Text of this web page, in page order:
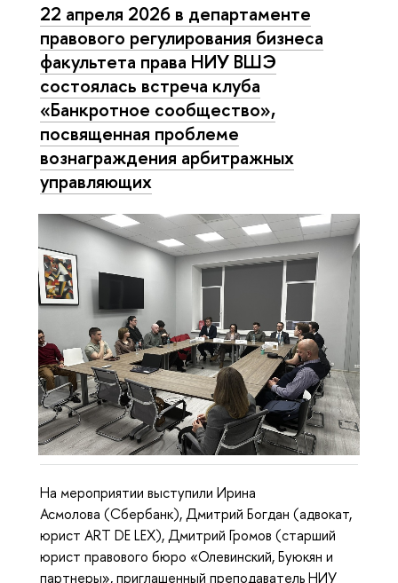
22 апреля 2026 в департаменте
правового регулирования бизнеса
факультета права НИУ ВШЭ
состоялась встреча клуба
«Банкротное сообщество»,
посвященная проблеме
вознаграждения арбитражных
управляющих
На мероприятии выступили Ирина
Асмолова (Сбербанк), Дмитрий Богдан (адвокат,
юрист ART DE LEX), Дмитрий Громов (старший
юрист правового бюро «Олевинский, Буюкян и
партнеры», приглашенный преподаватель НИУ